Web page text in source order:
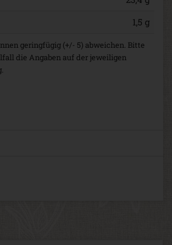
1,5 g
geringfügig (+/- 5) abweichen. Bitte
die Angaben auf der jeweiligen